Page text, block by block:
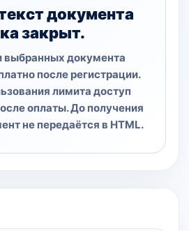
документа
закрыт.
выбранных документа
после регистрации.
лимита доступ
оплаты. До получения
не передаётся в HTML.